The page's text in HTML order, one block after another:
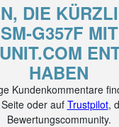
DIE
G357F
HABEN
Kundenkommentare
oder aufTrustpilot,
Bewertungscommunity.